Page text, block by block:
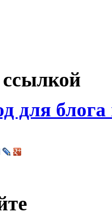
для